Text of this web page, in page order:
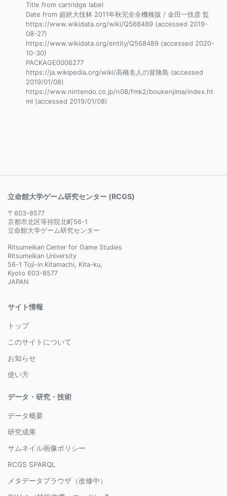
Title from cartridge label
Date from 超絶大技林 2011年秋完全全機種版 / 金田一技彦 監
https://www.wikidata.org/wiki/Q568489 (accessed 2019-
08-27)
https://www.wikidata.org/entity/Q568489 (accessed 2020-
10-30)
PACKAGE0006277
https://ja.wikipedia.org/wiki/高橋名人の冒険島 (accessed
2019/01/08)
https://www.nintendo.co.jp/n08/fmk2/boukenjima/index.ht
ml (accessed 2019/01/08)
立命館大学ゲーム研究センター (RCGS)
〒603-8577
京都市北区等持院北町56-1
立命館大学ゲーム研究センター
Ritsumeikan Center for Game Studies
Ritsumeikan University
56-1 Toji-in Kitamachi, Kita-ku,
Kyoto 603-8577
JAPAN
サイト情報
トップ
このサイトについて
お知らせ
使い方
データ・研究・技術
データ概要
研究成果
サムネイル画像ポリシー
RCGS SPARQL
メタデータブラウザ（改修中）